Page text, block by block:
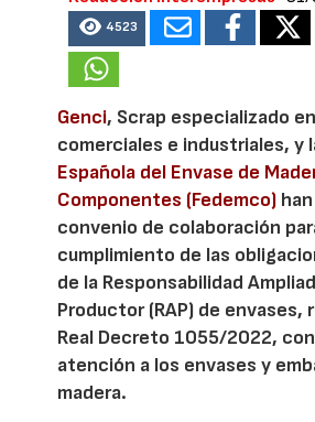
4523
Genci, Scrap especializado
comerciales e industriales, y
Española del Envase de
Componentes (Fedemco)
convenio de colaboración
cumplimiento de las
de la Responsabilidad
Productor (RAP) de envases,
Real Decreto 1055/2022,
atención a los envases y
madera.